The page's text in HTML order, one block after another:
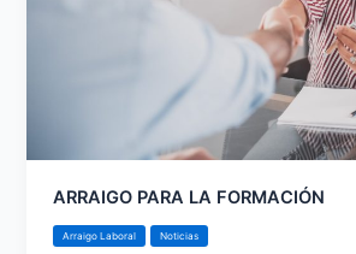
ARRAIGO PARA LA FORMACIÓN
Arraigo Laboral Noticias